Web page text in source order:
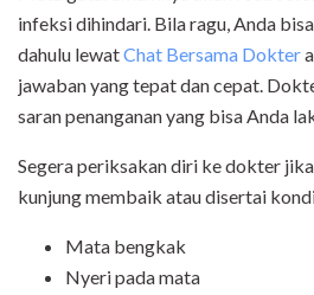
infeksi dihindari. Bila ragu, Anda
dahulu lewatChat Bersama Dokter
jawaban yang tepat dan cepat.
saran penanganan yang bisa Anda
Segera periksakan diri ke dokter
kunjung membaik atau disertai
Mata bengkak
Nyeri pada mata